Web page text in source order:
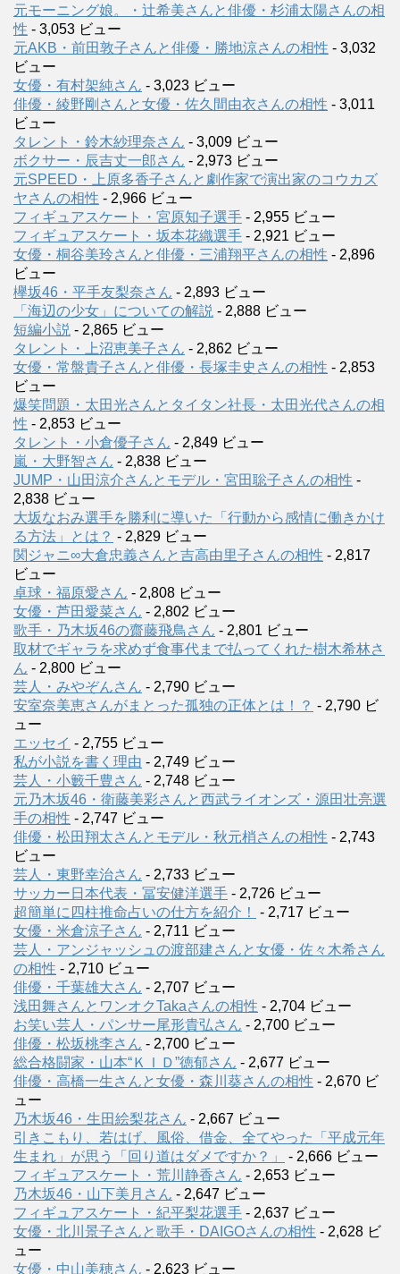
元モーニング娘。・辻希美さんと俳優・杉浦太陽さんの相
性 - 3,053 ビュー
元AKB・前田敦子さんと俳優・勝地涼さんの相性 - 3,032
ビュー
女優・有村架純さん - 3,023 ビュー
俳優・綾野剛さんと女優・佐久間由衣さんの相性 - 3,011
ビュー
タレント・鈴木紗理奈さん - 3,009 ビュー
ボクサー・辰吉丈一郎さん - 2,973 ビュー
元SPEED・上原多香子さんと劇作家で演出家のコウカズ
ヤさんの相性 - 2,966 ビュー
フィギュアスケート・宮原知子選手 - 2,955 ビュー
フィギュアスケート・坂本花織選手 - 2,921 ビュー
女優・桐谷美玲さんと俳優・三浦翔平さんの相性 - 2,896
ビュー
欅坂46・平手友梨奈さん - 2,893 ビュー
「海辺の少女」についての解説 - 2,888 ビュー
短編小説 - 2,865 ビュー
タレント・上沼恵美子さん - 2,862 ビュー
女優・常盤貴子さんと俳優・長塚圭史さんの相性 - 2,853
ビュー
爆笑問題・太田光さんとタイタン社長・太田光代さんの相
性 - 2,853 ビュー
タレント・小倉優子さん - 2,849 ビュー
嵐・大野智さん - 2,838 ビュー
JUMP・山田涼介さんとモデル・宮田聡子さんの相性 -
2,838 ビュー
大坂なおみ選手を勝利に導いた「行動から感情に働きかけ
る方法」とは？ - 2,829 ビュー
関ジャニ∞大倉忠義さんと吉高由里子さんの相性 - 2,817
ビュー
卓球・福原愛さん - 2,808 ビュー
女優・芦田愛菜さん - 2,802 ビュー
歌手・乃木坂46の齋藤飛鳥さん - 2,801 ビュー
取材でギャラを求めず食事代まで払ってくれた樹木希林さ
ん - 2,800 ビュー
芸人・みやぞんさん - 2,790 ビュー
安室奈美恵さんがまとった孤独の正体とは！？ - 2,790 ビ
ュー
エッセイ - 2,755 ビュー
私が小説を書く理由 - 2,749 ビュー
芸人・小籔千豊さん - 2,748 ビュー
元乃木坂46・衛藤美彩さんと西武ライオンズ・源田壮亮選
手の相性 - 2,747 ビュー
俳優・松田翔太さんとモデル・秋元梢さんの相性 - 2,743
ビュー
芸人・東野幸治さん - 2,733 ビュー
サッカー日本代表・冨安健洋選手 - 2,726 ビュー
超簡単に四柱推命占いの仕方を紹介！
- 2,717 ビュー
女優・米倉涼子さん - 2,711 ビュー
芸人・アンジャッシュの渡部建さんと女優・佐々木希さん
の相性 - 2,710 ビュー
俳優・千葉雄大さん - 2,707 ビュー
浅田舞さんとワンオクTakaさんの相性 - 2,704 ビュー
お笑い芸人・パンサー尾形貴弘さん - 2,700 ビュー
俳優・松坂桃李さん - 2,700 ビュー
総合格闘家・山本“ＫＩＤ”徳郁さん - 2,677 ビュー
俳優・高橋一生さんと女優・森川葵さんの相性 - 2,670 ビ
ュー
乃木坂46・生田絵梨花さん - 2,667 ビュー
引きこもり、若はげ、風俗、借金、全てやった「平成元年
生まれ」が思う「回り道はダメですか？」
- 2,666 ビュー
フィギュアスケート・荒川静香さん - 2,653 ビュー
乃木坂46・山下美月さん - 2,647 ビュー
フィギュアスケート・紀平梨花選手 - 2,637 ビュー
女優・北川景子さんと歌手・DAIGOさんの相性 - 2,628 ビ
ュー
女優・中山美穂さん - 2,623 ビュー